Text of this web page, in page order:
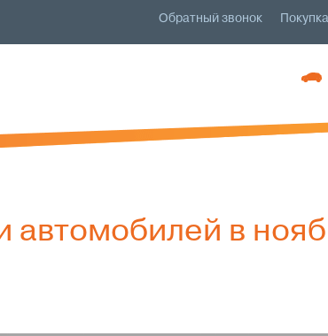
Обратный звонок
автомобилей в